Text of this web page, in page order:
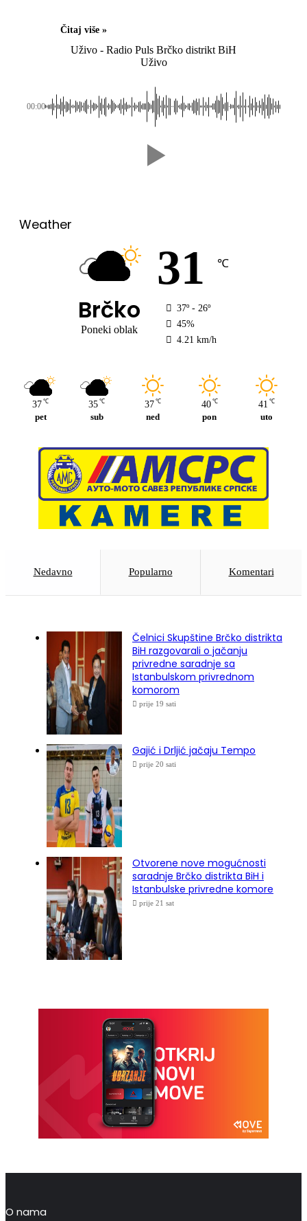
Čitaj više »
Uživo - Radio Puls Brčko distrikt BiH
Uživo
00:00
Weather
Brčko
Poneki oblak
31 ℃
37º - 26º
45%
4.21 km/h
37 ℃
pet
35 ℃
sub
37 ℃
ned
40 ℃
pon
41 ℃
uto
Nedavno Popularno Komentari
Čelnici Skupštine Brčko distrikta
BiH razgovarali o jačanju
privredne saradnje sa
Istanbulskom privrednom
komorom
prije 19 sati
Gajić i Drljić jačaju Tempo
prije 20 sati
Otvorene nove mogućnosti
saradnje Brčko distrikta BiH i
Istanbulske privredne komore
prije 21 sat
O nama